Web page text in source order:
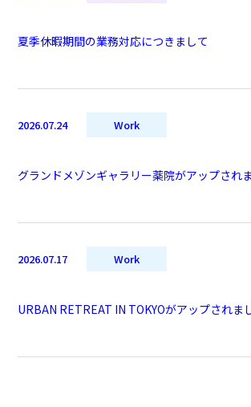
夏季休暇期間の業務対応につきまして
2026.07.24 Work
グランドメゾンギャラリー薬院がアップされ
2026.07.17 Work
URBAN RETREAT IN TOKYOがアップされま